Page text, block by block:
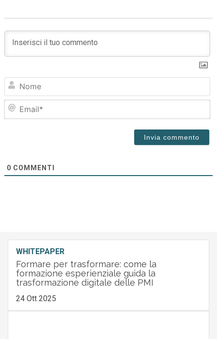
0 COMMENTI
WHITEPAPER
Formare per trasformare: come la
formazione esperienziale guida la
trasformazione digitale delle PMI
24 Ott 2025